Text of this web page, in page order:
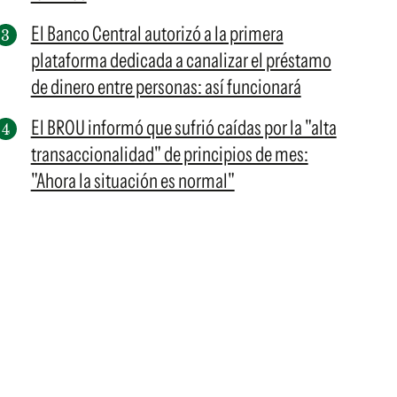
El Banco Central autorizó a la primera
plataforma dedicada a canalizar el préstamo
de dinero entre personas: así funcionará
El BROU informó que sufrió caídas por la "alta
transaccionalidad" de principios de mes:
"Ahora la situación es normal"